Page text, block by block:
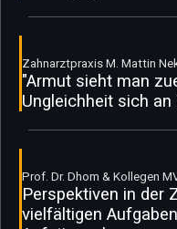
Zahnarztpraxis M. Mattin
"Armut sieht man
Ungleichheit sich
Prof. Dr. Dhom & Kollegen
Perspektiven in der
vielfältigen